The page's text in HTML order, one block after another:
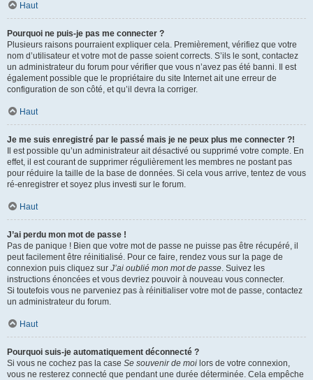
Haut
Pourquoi ne puis-je pas me connecter ?
Plusieurs raisons pourraient expliquer cela. Premièrement, vérifiez que votre
nom d’utilisateur et votre mot de passe soient corrects. S’ils le sont, contactez
un administrateur du forum pour vérifier que vous n’avez pas été banni. Il est
également possible que le propriétaire du site Internet ait une erreur de
configuration de son côté, et qu’il devra la corriger.
Haut
Je me suis enregistré par le passé mais je ne peux plus me connecter ?!
Il est possible qu’un administrateur ait désactivé ou supprimé votre compte. En
effet, il est courant de supprimer régulièrement les membres ne postant pas
pour réduire la taille de la base de données. Si cela vous arrive, tentez de vous
ré-enregistrer et soyez plus investi sur le forum.
Haut
J’ai perdu mon mot de passe !
Pas de panique ! Bien que votre mot de passe ne puisse pas être récupéré, il
peut facilement être réinitialisé. Pour ce faire, rendez vous sur la page de
connexion puis cliquez sur J’ai oublié mon mot de passe. Suivez les
instructions énoncées et vous devriez pouvoir à nouveau vous connecter.
Si toutefois vous ne parveniez pas à réinitialiser votre mot de passe, contactez
un administrateur du forum.
Haut
Pourquoi suis-je automatiquement déconnecté ?
Si vous ne cochez pas la case Se souvenir de moi lors de votre connexion,
vous ne resterez connecté que pendant une durée déterminée. Cela empêche